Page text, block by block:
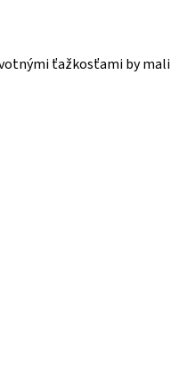
ťažkosťami by mali